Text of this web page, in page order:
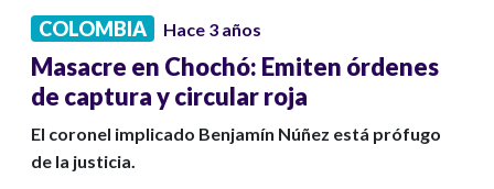
COLOMBIA Hace 3 años
Masacre en Chochó: Emiten órdenes
de captura y circular roja
El coronel implicado Benjamín Núñez está prófugo
de la justicia.